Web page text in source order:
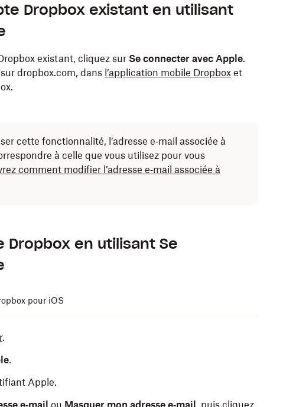
Dropbox existant en utilisant
existant, cliquez sur Se connecter avec Apple.
dropbox.com, dans l’application mobile Dropbox et
cette fonctionnalité, l’adresse e‑mail associée à
à celle que vous utilisez pour vous
comment modifier l’adresse e‑mail associée à
Dropbox en utilisant Se
pour iOS
.
.
Apple.
e‑mail ou Masquer mon adresse e‑mail , puis cliquez